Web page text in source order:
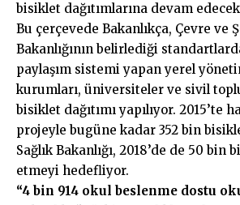
bisiklet dağıtımlarına devam
Bu çerçevede Bakanlıkça, Çevre ve
Bakanlığının belirlediği
paylaşım sistemi yapan yerel
kurumları, üniversiteler ve sivil
bisiklet dağıtımı yapılıyor. 2015’te
projeyle bugüne kadar 352 bin
Sağlık Bakanlığı, 2018’de de 50 bin
etmeyi hedefliyor.
“4 bin 914 okul beslenme dostu